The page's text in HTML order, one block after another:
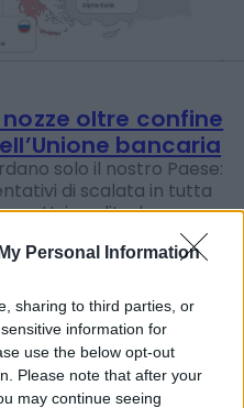
Personal Information
sharing to third parties, or
information for
use the below opt-out
Please note that after your
may continue seeing
oltre confine
bancaria
solo il nostro Paese:
di scalata in tutta
e Unicredit, che non